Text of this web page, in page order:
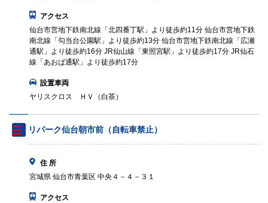
アクセス
仙台市営地下鉄南北線「北四番丁駅」より徒歩約11分 仙台市営地下鉄
南北線「勾当台公園駅」より徒歩約13分 仙台市営地下鉄南北線「広瀬
通駅」より徒歩約16分 JR仙山線「東照宮駅」より徒歩約17分 JR仙石
線「あおば通駅」より徒歩約17分
設置車両
ヤリスクロス ＨＶ（白茶）
リパーク仙台朝市前（自転車禁止）
住 所
宮城県 仙台市青葉区 中央４－４－３１
アクセス